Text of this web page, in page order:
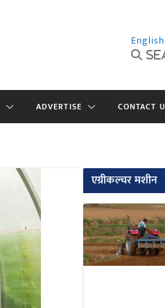
English
ADVERTISE CONTACT
एग्रीकल्चर मशीन